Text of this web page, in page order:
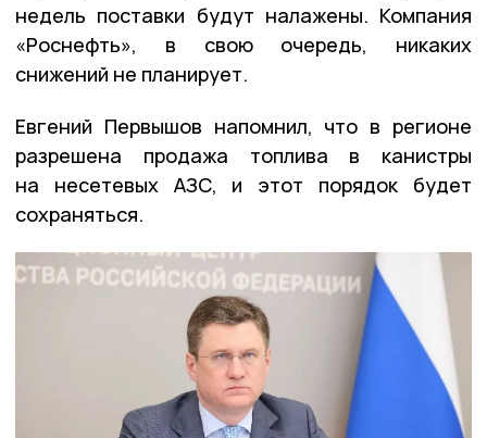
недель поставки будут налажены. Компания
«Роснефть», в свою очередь, никаких
снижений не планирует.
Евгений Первышов напомнил, что в регионе
разрешена продажа топлива в канистры
на несетевых АЗС, и этот порядок будет
сохраняться.